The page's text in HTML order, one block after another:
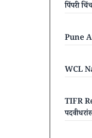
पिंपरी
Pune
WCL
TIFR